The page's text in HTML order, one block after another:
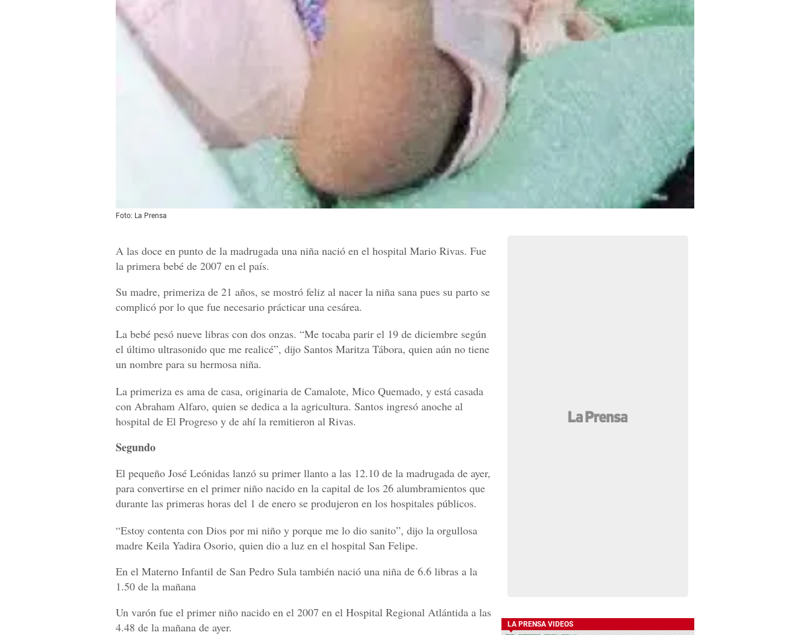
Foto: La Prensa
A las doce en punto de la madrugada una niña nació en el hospital Mario Rivas. Fue
la primera bebé de 2007 en el país.
Su madre, primeriza de 21 años, se mostró feliz al nacer la niña sana pues su parto se
complicó por lo que fue necesario prácticar una cesárea.
La bebé pesó nueve libras con dos onzas. “Me tocaba parir el 19 de diciembre según
el último ultrasonido que me realicé”, dijo Santos Maritza Tábora, quien aún no tiene
un nombre para su hermosa niña.
La primeriza es ama de casa, originaria de Camalote, Mico Quemado, y está casada
con Abraham Alfaro, quien se dedica a la agricultura. Santos ingresó anoche al
hospital de El Progreso y de ahí la remitieron al Rivas.
Segundo
El pequeño José Leónidas lanzó su primer llanto a las 12.10 de la madrugada de ayer,
para convertirse en el primer niño nacido en la capital de los 26 alumbramientos que
durante las primeras horas del 1 de enero se produjeron en los hospitales públicos.
“Estoy contenta con Dios por mi niño y porque me lo dio sanito”, dijo la orgullosa
madre Keila Yadira Osorio, quien dio a luz en el hospital San Felipe.
En el Materno Infantil de San Pedro Sula también nació una niña de 6.6 libras a la
1.50 de la mañana
Un varón fue el primer niño nacido en el 2007 en el Hospital Regional Atlántida a las
4.48 de la mañana de ayer.
LA PRENSA VIDEOS